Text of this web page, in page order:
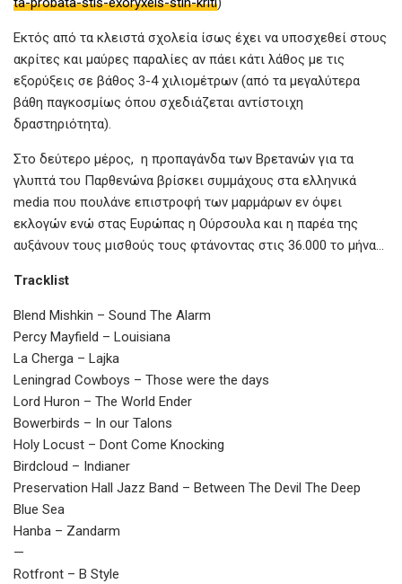
Εκτός από τα κλειστά σχολεία ίσως έχει να υποσχεθεί στους
ακρίτες και μαύρες παραλίες αν πάει κάτι λάθος με τις
εξορύξεις σε βάθος 3-4 χιλιομέτρων (από τα μεγαλύτερα
βάθη παγκοσμίως όπου σχεδιάζεται αντίστοιχη
δραστηριότητα).
Στο δεύτερο μέρος, η προπαγάνδα των Βρετανών για τα
γλυπτά του Παρθενώνα βρίσκει συμμάχους στα ελληνικά
media που πουλάνε επιστροφή των μαρμάρων εν όψει
εκλογών ενώ στας Ευρώπας η Ούρσουλα και η παρέα της
αυξάνουν τους μισθούς τους φτάνοντας στις 36.000 το μήνα…
Tracklist
Blend Mishkin – Sound The Alarm
Percy Mayfield – Louisiana
La Cherga – Lajka
Leningrad Cowboys – Those were the days
Lord Huron – The World Ender
Bowerbirds – In our Talons
Holy Locust – Dont Come Knocking
Birdcloud – Indianer
Preservation Hall Jazz Band – Between The Devil The Deep
Blue Sea
Hanba – Zandarm
—
Rotfront – B Style